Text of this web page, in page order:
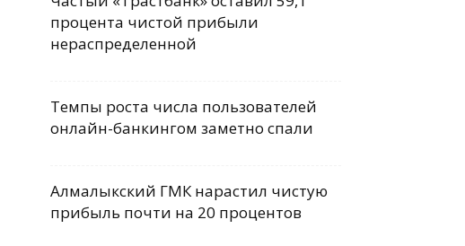
процента чистой прибыли
нераспределенной
Темпы роста числа пользователей
онлайн-банкингом заметно спали
Алмалыкский ГМК нарастил чистую
прибыль почти на 20 процентов